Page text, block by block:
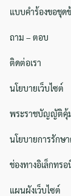
for:
แบบคำร้องขอชุด
ถาม – ตอบ
ติดต่อเรา
นโยบายเว็บไซต์
พระราชบัญญัติคุ้ม
นโยบายการรักษ
ช่องทางอิเล็กทร
แผนผังเว็บไซต์